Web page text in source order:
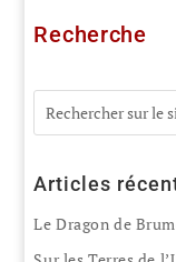
Recherche
Articles
Le Dragon de